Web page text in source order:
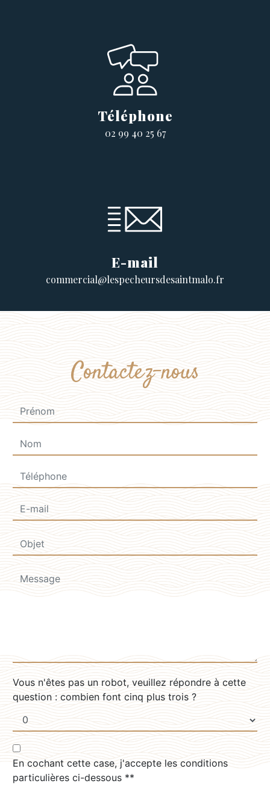
Téléphone
02 99 40 25 67
E-mail
commercial@lespecheursdesaintmalo.fr
Contactez-nous
Vous n'êtes pas un robot, veuillez répondre à cette
question : combien font cinq plus trois ?
En cochant cette case, j'accepte les conditions
particulières ci-dessous **